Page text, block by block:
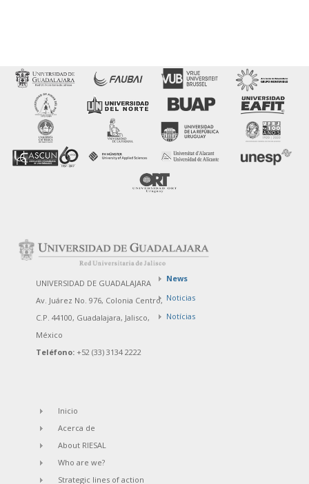
UNIVERSIDAD DE GUADALAJARA
Av. Juárez No. 976, Colonia Centro,
C.P. 44100, Guadalajara, Jalisco,
México
Teléfono: +52 (33) 3134 2222
News
Noticias
Notícias
Inicio
Acerca de
About RIESAL
Who are we?
Strategic lines of action